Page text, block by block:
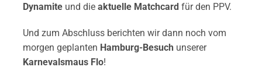
Dynamiteund die aktuelle Matchcard für den PPV.
Und zum Abschluss berichten wir dann noch vom
morgen geplanten Hamburg-Besuch unserer
Karnevalsmaus Flo!